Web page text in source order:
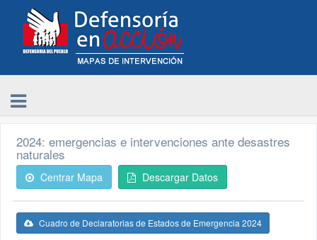
2024: emergencias e intervenciones ante desastres
naturales
Centrar Mapa Descargar Datos
Cuadro de Declaratorias de Estados de Emergencia 2024